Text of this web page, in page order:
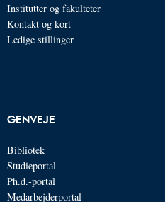
Institutter og fakulteter
Kontakt og kort
Ledige stillinger
GENVEJE
Bibliotek
Studieportal
Ph.d.-portal
Medarbejderportal